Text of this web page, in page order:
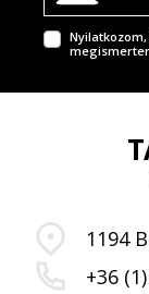
1194
+36